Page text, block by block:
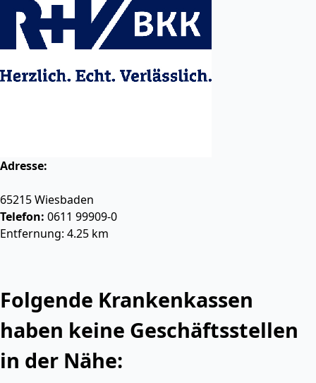
Adresse:
65215Wiesbaden
Telefon: 0611 99909-0
Entfernung: 4.25 km
Folgende Krankenkassen
haben keine Geschäftsstellen
in der Nähe: